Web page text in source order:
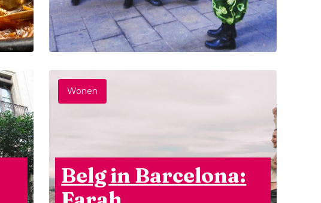
Wonen
Belg in Barcelona: